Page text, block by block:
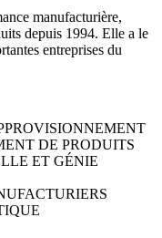
manufacturière,
depuis 1994. Elle a le
entreprises du
DE PRODUITS
ET GÉNIE